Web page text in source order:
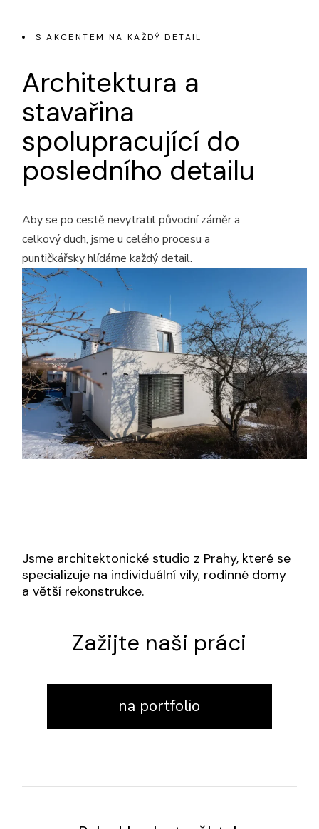
S AKCENTEM NA KAŽDÝ DETAIL
Architektura a
stavařina
spolupracující do
posledního detailu
Aby se po cestě nevytratil původní záměr a
celkový duch, jsme u celého procesu a
puntičkářsky hlídáme každý detail.
Jsme architektonické studio z Prahy, které se
specializuje na individuální vily, rodinné domy
a větší rekonstrukce.
Zažijte naši práci
na portfolio